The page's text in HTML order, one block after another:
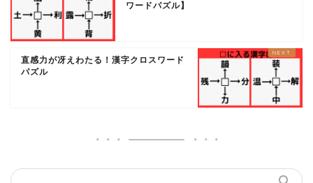
ワードパズル】
直感力が冴えわたる！漢字クロスワード
パズル